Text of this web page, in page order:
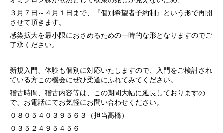
３月７日～４月１日まで、『個別希望者予約制』という形で再開
させて頂きます。
感染拡大を最小限におさめるための一時的な形となりますのでご
了承ください。
新規入門、体験も個別に対応いたしますので、入門をご検討され
ている方この機会にぜひ柔道にふれてみてください。
稽古時間、稽古内容等は、この期間大幅に延長しておりますの
で、お電話にてお気軽にお問い合わせください。
０８０５４０３９５６３（担当髙橋）
０３５２４９５４５６